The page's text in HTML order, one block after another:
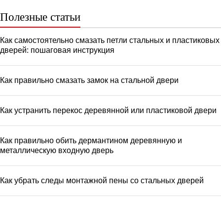
Полезные статьи
Как самостоятельно смазать петли стальных и пластиковых
дверей: пошаговая инструкция
Как правильно смазать замок на стальной двери
Как устранить перекос деревянной или пластиковой двери
Как правильно обить дермантином деревянную и
металлическую входную дверь
Как убрать следы монтажной пены со стальных дверей